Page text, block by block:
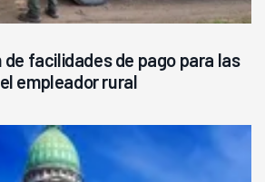
de facilidades de pago para las
empleador rural